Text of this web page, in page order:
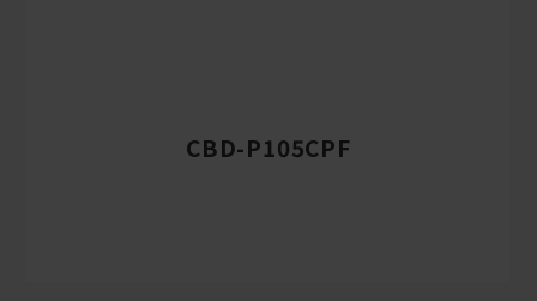
CBD-P105CPF